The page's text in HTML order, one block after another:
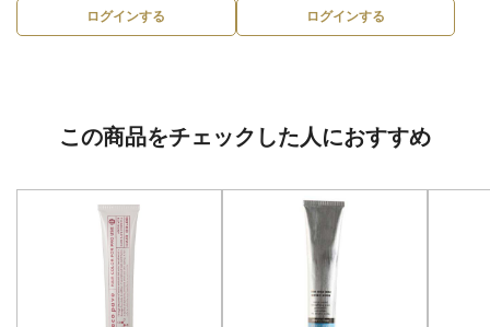
ログインする ログインする
この商品をチェックした人におすすめ